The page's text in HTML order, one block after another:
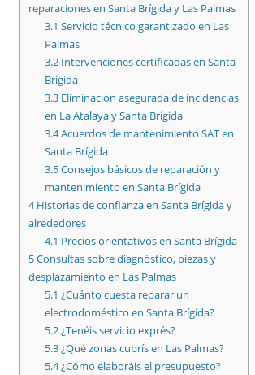
reparaciones en Santa Brígida y Las Palmas
3.1 Servicio técnico garantizado en Las
Palmas
3.2Intervenciones certificadas en Santa
Brígida
3.3Eliminación asegurada de incidencias
en La Atalaya y Santa Brígida
3.4Acuerdos de mantenimiento SAT en
Santa Brígida
3.5Consejos básicos de reparación y
mantenimiento en Santa Brígida
4Historias de confianza en Santa Brígida y
alrededores
4.1 Precios orientativos en Santa Brígida
5Consultas sobre diagnóstico, piezas y
desplazamiento en Las Palmas
5.1 ¿Cuánto cuesta reparar un
electrodoméstico en Santa Brígida?
5.2¿Tenéis servicio exprés?
5.3¿Qué zonas cubrís en Las Palmas?
5.4¿Cómo elaboráis el presupuesto?